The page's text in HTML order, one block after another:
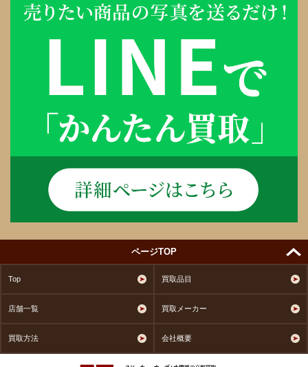
ページTOP
Top 買取品目
店舗一覧 買取メーカー
買取方法 会社概要